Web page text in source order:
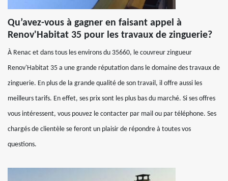
Qu’avez-vous à gagner en faisant appel à
Renov'Habitat 35 pour les travaux de zinguerie?
À Renac et dans tous les environs du 35660, le couvreur zingueur
Renov'Habitat 35 a une grande réputation dans le domaine des travaux de
zinguerie. En plus de la grande qualité de son travail, il offre aussi les
meilleurs tarifs. En effet, ses prix sont les plus bas du marché. Si ses offres
vous intéressent, vous pouvez le contacter par mail ou par téléphone. Ses
chargés de clientèle se feront un plaisir de répondre à toutes vos
questions.